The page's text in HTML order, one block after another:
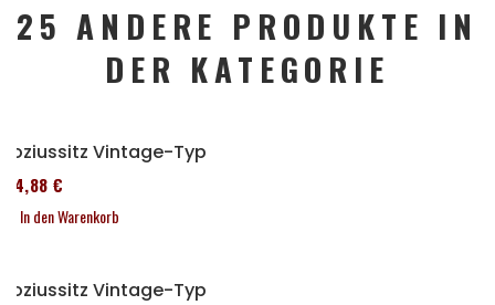
25 ANDERE PRODUKTE IN
DER KATEGORIE
Soziussitz Vintage-Typ
114,88 €
In den Warenkorb
Soziussitz Vintage-Typ